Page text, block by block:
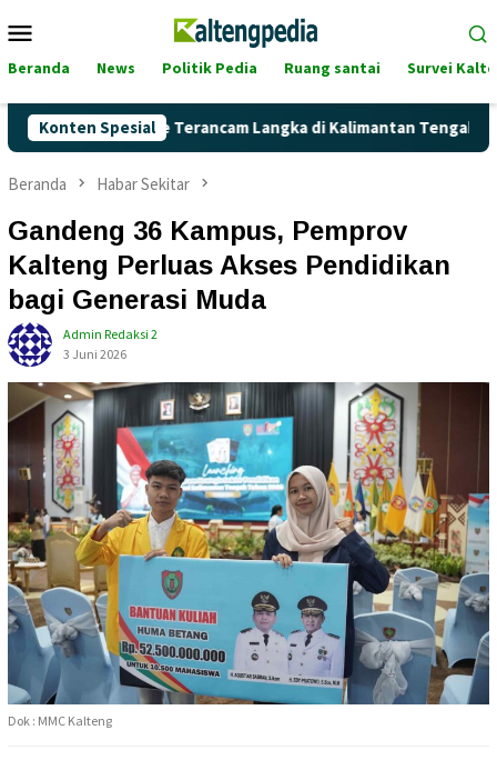
ke
Mobile
Beranda News Politik Pedia Ruang santai Survei
Konten Spesial
Pertalite Terancam Langka di Kalimantan Tengah?
Beranda Habar Sekitar
Gandeng 36 Kampus, Pemprov
Kalteng Perluas Akses Pendidikan
bagi Generasi Muda
Admin Redaksi 2
3 Juni 2026
Dok : MMC Kalteng